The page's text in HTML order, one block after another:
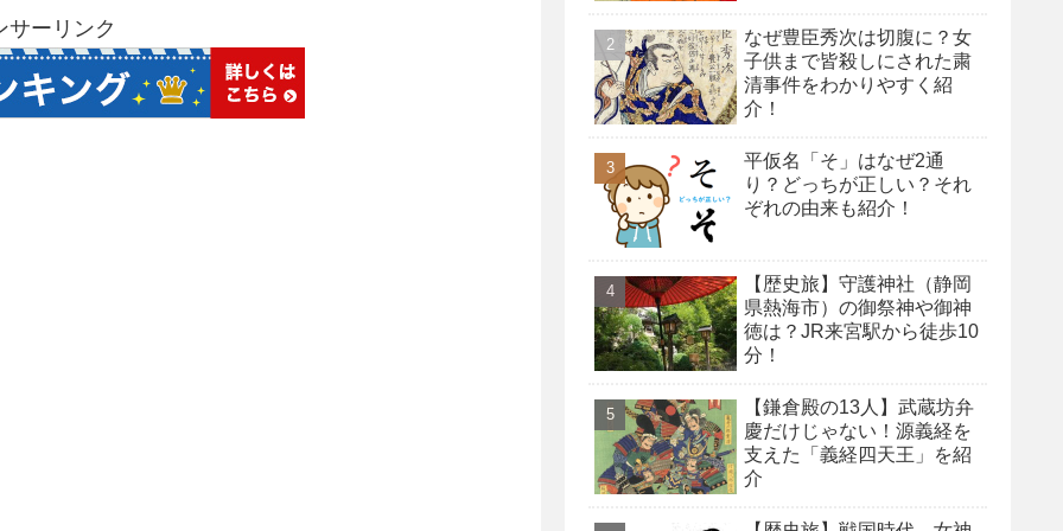
サーリンク
なぜ豊臣秀次は切腹に？女
子供まで皆殺しにされた粛
清事件をわかりやすく紹
介！
平仮名「そ」はなぜ2通
り？どっちが正しい？それ
ぞれの由来も紹介！
【歴史旅】守護神社（静岡
県熱海市）の御祭神や御神
徳は？JR来宮駅から徒歩10
分！
【鎌倉殿の13人】武蔵坊弁
慶だけじゃない！源義経を
支えた「義経四天王」を紹
介